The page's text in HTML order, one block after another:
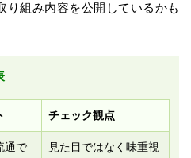
り組み内容を公開しているかも
チェック観点
通で
見た目ではなく味重視